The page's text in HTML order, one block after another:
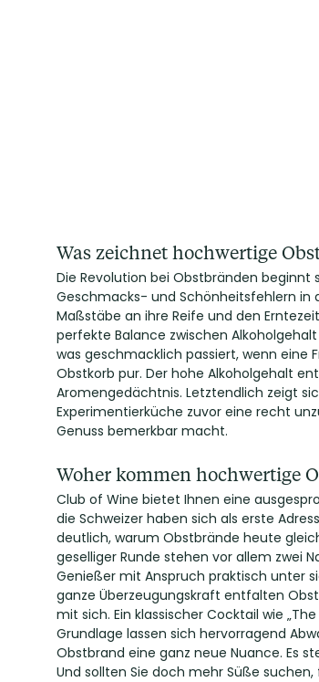
Was zeichnet hochwertige
Die Revolution bei Obstbränden
Geschmacks- und Schönheitsfehlern in
Maßstäbe an ihre Reife und den
perfekte Balance zwischen
was geschmacklich passiert, wenn eine
Obstkorb pur. Der hohe Alkoholgehalt
Aromengedächtnis. Letztendlich zeigt
Experimentierküche zuvor eine recht
Genuss bemerkbar macht.
Woher kommen hochwertige
Club of Wine bietet Ihnen eine
die Schweizer haben sich als erste
deutlich, warum Obstbrände heute
geselliger Runde stehen vor allem zwei
Genießer mit Anspruch praktisch unter
ganze Überzeugungskraft entfalten
mit sich. Ein klassischer Cocktail wie
Grundlage lassen sich hervorragend
Obstbrand eine ganz neue Nuance. Es
Und sollten Sie doch mehr Süße